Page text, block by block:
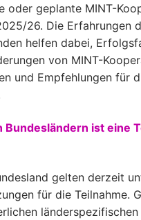
oder geplante MINT-
26. Die Erfahrungen
helfen dabei,
von MINT-
und Empfehlungen für
Bundesländern ist eine
gelten derzeit
für die Teilnahme.
länderspezifischen